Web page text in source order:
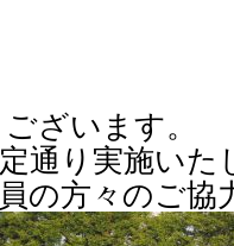
ざいます。
通り実施いた
の方々のご協